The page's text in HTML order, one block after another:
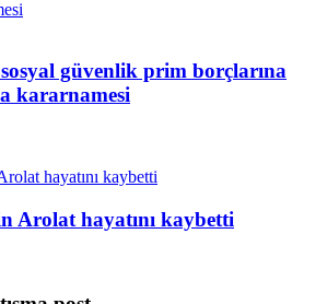
güvenlik prim borçlarına
kararnamesi
Arolat hayatını kaybetti